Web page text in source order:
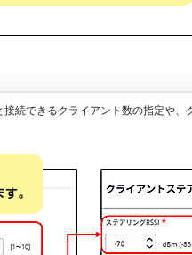
続できるクライアント数の指定や、